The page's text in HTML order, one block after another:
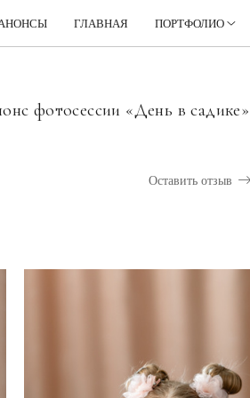
ГЛАВНАЯ ПОРТФОЛИО
фотосессии «День в
Оставить отзыв